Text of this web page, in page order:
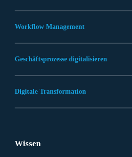
Workflow Management
Geschäftsprozesse digitalisieren
Digitale Transformation
Wissen